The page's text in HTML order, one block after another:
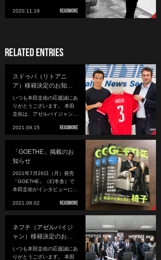
2020.11.19
スドゥバ（リトアニ
ア）移籍決定のお知…
いつも本田圭佑の応援誠にあ
りがとうございます。 本田
圭佑は、アゼルバイジャン…
2021.09.15
「GOETHE」掲載のお
知らせ
2021年7月26日（月）発売
「GOETHE」（幻冬舎）で
本田圭佑がインタビューに…
2021.08.02
ネフチ（アゼルバイジ
ャン）移籍決定のお…
いつも本田圭佑の応援誠にあ
りがとうございます。 本田